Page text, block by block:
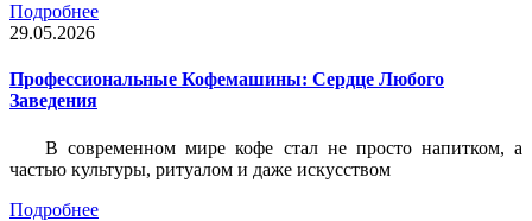
Подробнее
29.05.2026
Профессиональные Кофемашины: Сердце Любого
Заведения
В современном мире кофе стал не просто напитком, а
частью культуры, ритуалом и даже искусством
Подробнее